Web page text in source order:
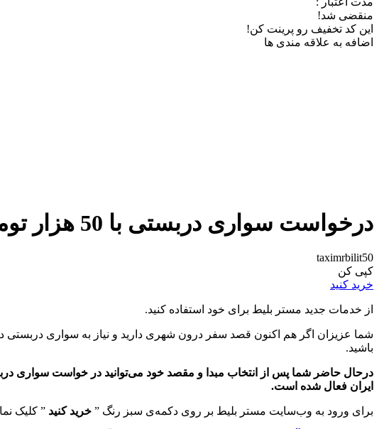
منقضی شد!
این کد تخفیف رو پرینت کن!
اضافه به علاقه مندی ها
درخواست سواری دربستی با 50 هزار تومان بُن مستر بلیط
taximrbilit50
کپی کن
خرید کنید
از خدمات جدید مستر بلیط برای خود استفاده کنید.
شما عزیزان اگر هم اکنون قصد سفر درون شهری دارید و نیاز به سواری دربستی
باشید.
ایران فعال شده است.
برای ورود به وب‌سایت مستر بلیط بر روی دکمه‌ی سبز رنگ ” خرید کنید ” کلیک